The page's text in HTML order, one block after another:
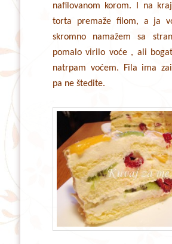
nafilovanom korom. I na
torta premaže filom, a ja
skromno namažem sa
pomalo virilo voće , ali
natrpam voćem. Fila ima
pa ne štedite.